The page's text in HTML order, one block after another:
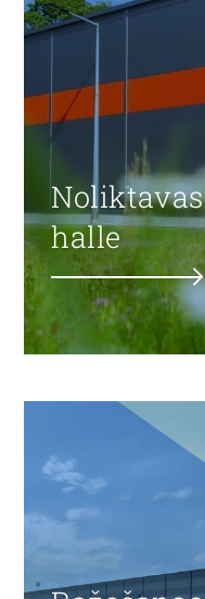
Noliktavas
halle